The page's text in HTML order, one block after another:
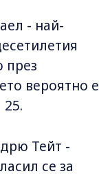
- най-
през
вероятно е
Тейт -
се за